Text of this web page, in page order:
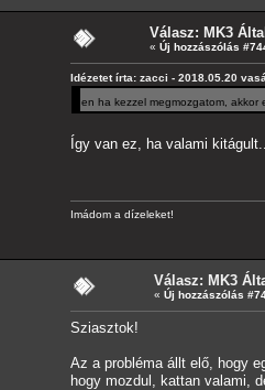
Válasz: MK3
« Új hozzászólás
Idézetet írta: zacci - 2018.05.20
en ha kezzel megmozgatom, akkor
Így van ez, ha valami
Imádom a dízeleket!
Válasz: MK3
« Új hozzászólás
Sziasztok!
Az a probléma állt elő, hogy
hogy mozdul, kattan valami,